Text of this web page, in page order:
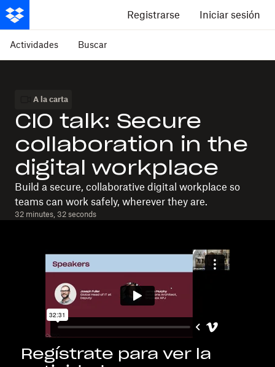
Registrarse Iniciar sesión
Actividades Buscar
A la carta
CIO talk: Secure
collaboration in the
digital workplace
Build a secure, collaborative digital workplace so
teams can work safely, wherever they are.
32 minutes, 32 seconds
Regístrate para ver la